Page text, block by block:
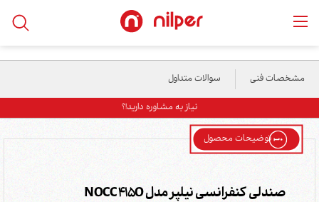
خانه/
/صندلی کنفرانسی نیلپر مدل NOCC 415O
مشخصات فنی سوالات متداول
نیاز به مشاوره دارید!؟
توضیحات محصول
صندلی کنفرانسی نیلپر مدل NOCC 415O